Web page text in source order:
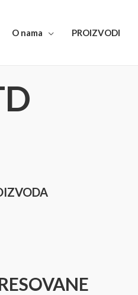
O nama PROIZVODI